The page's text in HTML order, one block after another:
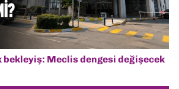
bekleyiş: Meclis dengesi değişecek